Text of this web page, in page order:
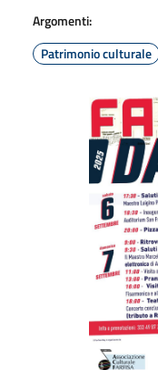
Argomenti:
Patrimonio culturale